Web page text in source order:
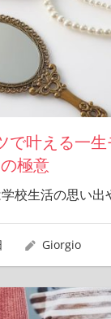
で叶える一
極意
校生活の思い出
Giorgio